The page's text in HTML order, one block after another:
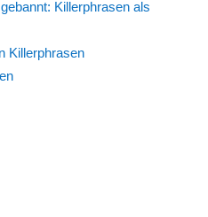
Killerphrasen als
Killerphrasen